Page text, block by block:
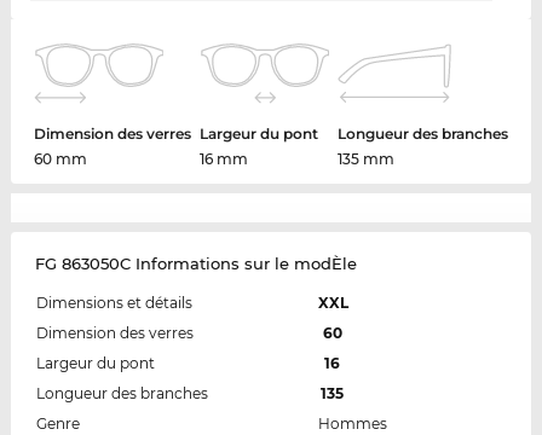
Dimension des verres
60 mm
Largeur du pont
16 mm
Longueur des branches
135 mm
FG 863050C Informations sur le modÈle
Dimensions et détails
XXL
Dimension des verres
60
Largeur du pont
16
Longueur des branches
135
Genre
Hommes